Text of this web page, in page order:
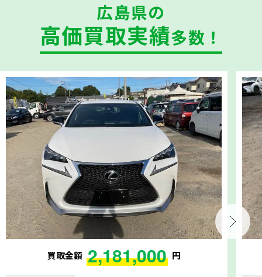
広島県の
高価買取実績多数！
買取金額 2,181,000 円